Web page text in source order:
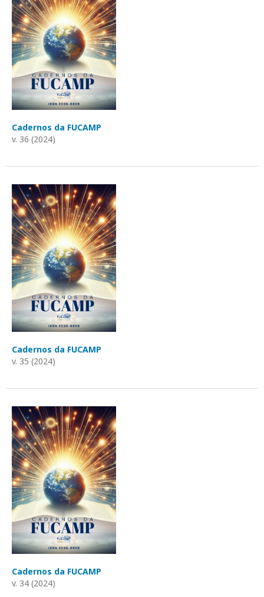
Cadernos da FUCAMP
v. 36 (2024)
Cadernos da FUCAMP
v. 35 (2024)
Cadernos da FUCAMP
v. 34 (2024)